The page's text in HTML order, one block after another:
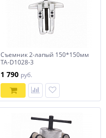
Съемник 2-лапый 150*150мм
TA-D1028-3
1 790 руб.